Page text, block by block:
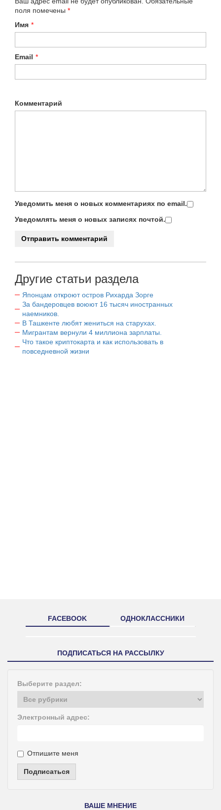
поля помечены *
Имя *
Email *
Комментарий
Уведомить меня о новых комментариях по email.
Уведомлять меня о новых записях почтой.
Другие статьи раздела
Японцам откроют остров Рихарда Зорге
За бандеровцев воюют 16 тысяч иностранных
наемников.
В Ташкенте любят жениться на старухах.
Мигрантам вернули 4 миллиона зарплаты.
Что такое криптокарта и как использовать в
повседневной жизни
FACEBOOK ОДНОКЛАССНИКИ
ПОДПИСАТЬСЯ НА РАССЫЛКУ
Выберите раздел:
Электронный адрес:
Отпишите меня
Подписаться
ВАШЕ МНЕНИЕ